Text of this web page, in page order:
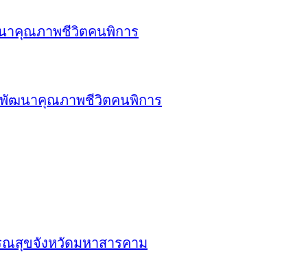
พัฒนาคุณภาพชีวิตคนพิการ
ณสุขจังหวัดมหาสารคาม